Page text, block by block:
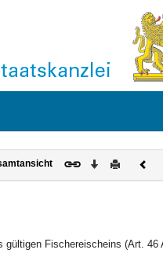
Download
Drucken
Fischereischeins (Art. 46